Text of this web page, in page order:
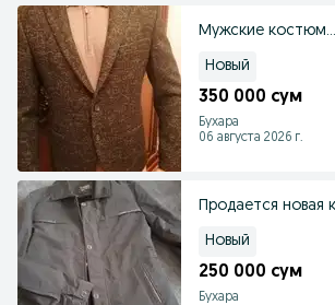
Мужские костюм...
Новый
350 000 сум
Бухара
06 августа 2026 г.
Продается новая
Новый
250 000 сум
Бухара